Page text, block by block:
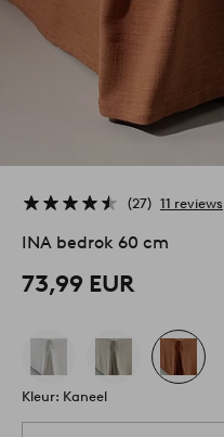
27 11 reviews
INA bedrok 60 cm
73,99 EUR
Kleur: Kaneel